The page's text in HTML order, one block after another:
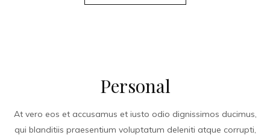
Personal
At vero eos et accusamus et iusto odio dignissimos ducimus,
qui blanditiis praesentium voluptatum deleniti atque corrupti,